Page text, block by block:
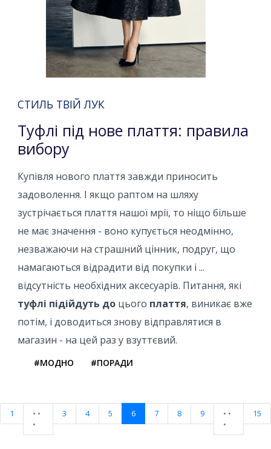
СТИЛЬ ТВІЙ ЛУК
Туфлі під нове плаття: правила
вибору
Купівля нового плаття завжди приносить
задоволення. І якщо раптом на шляху
зустрічається плаття нашої мрії, то ніщо більше
не має значення - воно купується неодмінно,
незважаючи на страшний цінник, подруг, що
намагаються відрадити від покупки і ...
відсутність необхідних аксесуарів. Питання, які
туфлі підійдуть до цього плаття, виникає вже
потім, і доводиться знову відправлятися в
магазин - на цей раз у взуттєвий.
#МОДНО #ПОРАДИ
1
• •
•
3 4 5 6 7 8 9
• •
•
15